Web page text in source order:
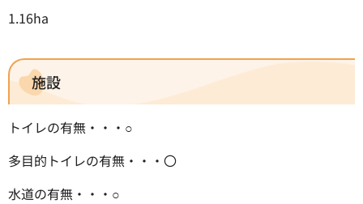
1.16ha
施設
トイレの有無・・・○
多目的トイレの有無・・・〇
水道の有無・・・○